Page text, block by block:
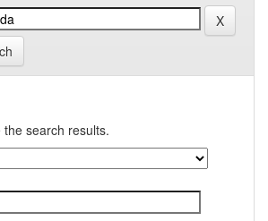
search results.